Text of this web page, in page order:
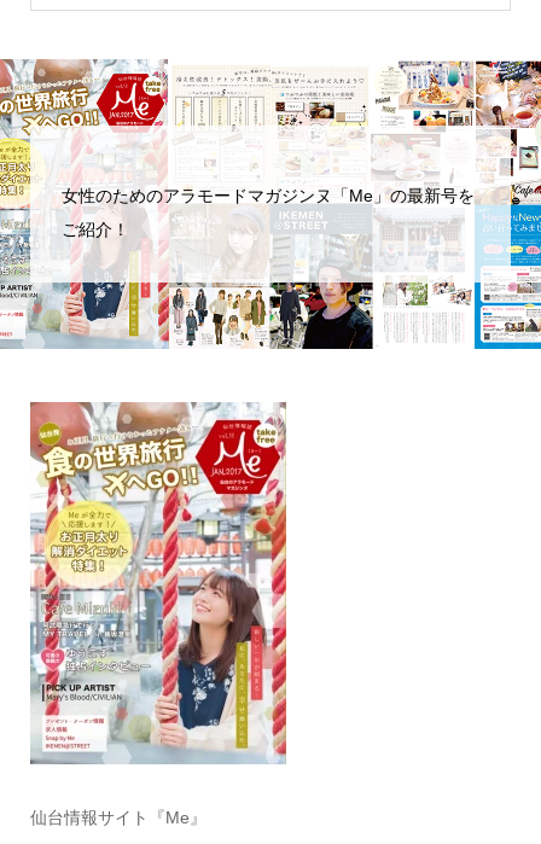
女性のためのアラモードマガジンヌ「Me」の最新号を
ご紹介！
仙台情報サイト『Me』